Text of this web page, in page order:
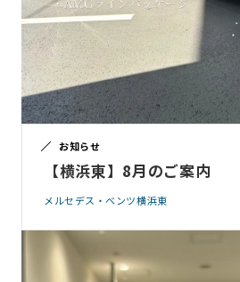
お知らせ
【横浜東】8月のご案内
メルセデス・ベンツ横浜東